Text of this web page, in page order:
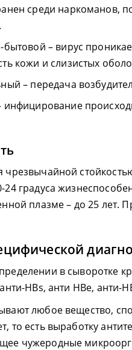
среди наркоманов,
бытовой – вирус
кожи и слизистых
– передача
инфицирование
чрезвычайной
24 градуса
плазме – до 25 лет.
в сыворотке
HBs, анти HBe, анти-
любое вещество,
то есть выработку
чужеродные